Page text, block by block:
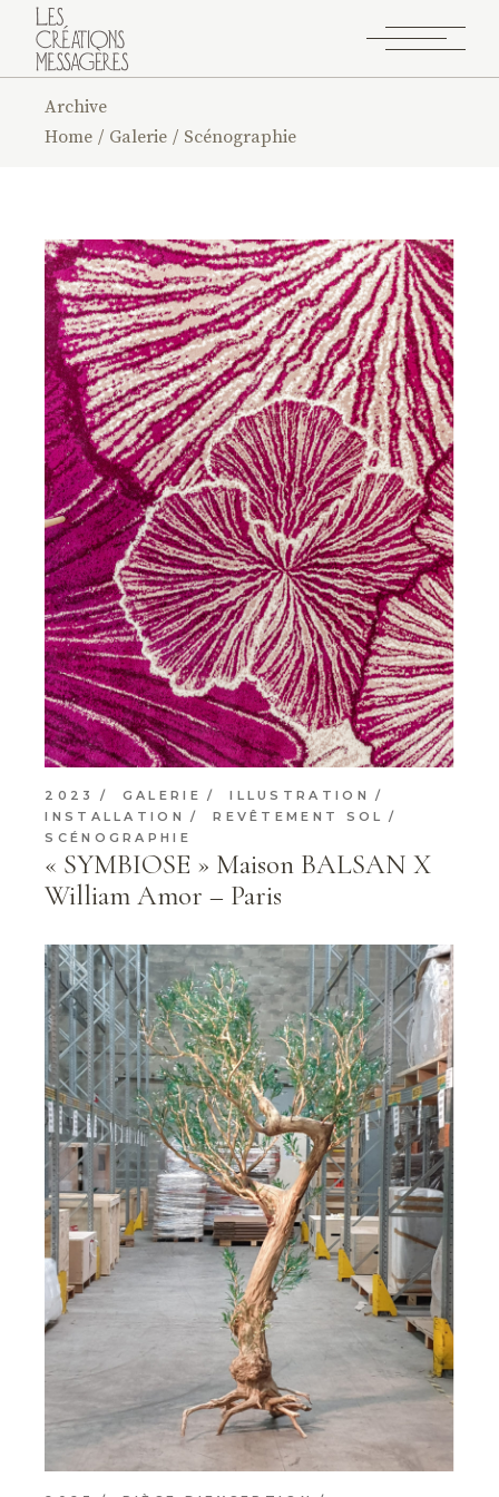
Archive
Home
Galerie Scénographie
2023 GALERIE
ILLUSTRATION
INSTALLATION
REVÊTEMENT SOL
SCÉNOGRAPHIE
« SYMBIOSE » Maison BALSAN X
William Amor – Paris